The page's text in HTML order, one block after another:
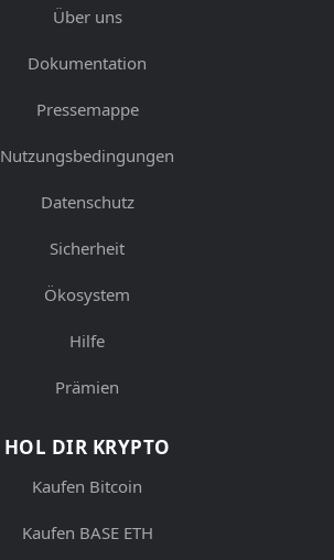
Über uns
Dokumentation
Pressemappe
Nutzungsbedingungen
Datenschutz
Sicherheit
Ökosystem
Hilfe
Prämien
HOL DIR KRYPTO
Kaufen Bitcoin
Kaufen BASE ETH